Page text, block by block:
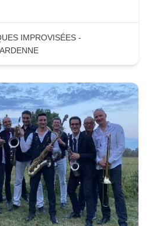
IMPROVISÉES -